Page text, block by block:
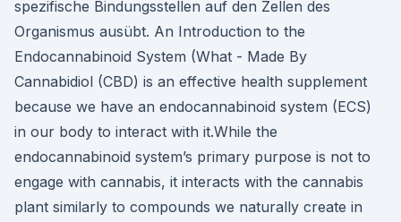
spezifische Bindungsstellen auf den Zellen des
Organismus ausübt. An Introduction to the
Endocannabinoid System (What - Made By
Cannabidiol (CBD) is an effective health supplement
because we have an endocannabinoid system (ECS)
in our body to interact with it.While the
endocannabinoid system’s primary purpose is not to
engage with cannabis, it interacts with the cannabis
plant similarly to compounds we naturally create in